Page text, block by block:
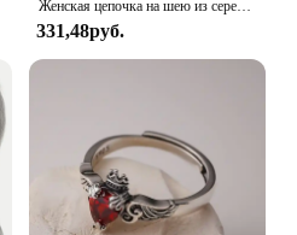
Женская цепочка на шею из серебра 925 пробы с розовым цирконием
331,48руб.